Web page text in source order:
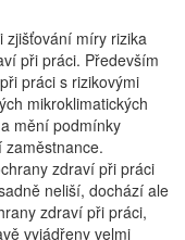
zjišťování míry rizika
při práci. Především
práci s rizikovými
mikroklimatických
mění podmínky
zdraví při práci
neliší, dochází ale
zdraví při práci,
vyjádřeny velmi